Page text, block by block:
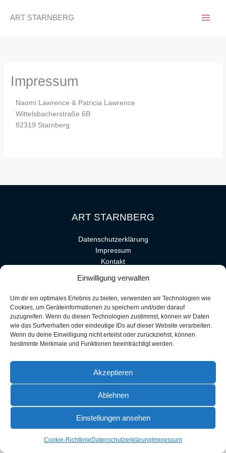
Einwilligung verwalten
Um dir ein optimales Erlebnis zu bieten, verwenden wir Technologien wie
Cookies, um Geräteinformationen zu speichern und/oder darauf
zuzugreifen. Wenn du diesen Technologien zustimmst, können wir Daten
wie das Surfverhalten oder eindeutige IDs auf dieser Website verarbeiten.
Wenn du deine Einwilligung nicht erteilst oder zurückziehst, können
bestimmte Merkmale und Funktionen beeinträchtigt werden.
Akzeptieren
Ablehnen
Einstellungen ansehen
Cookie-Richtlinie Datenschutzerklärung Impressum
InhaltART STARNBERG
Impressum
Naomi Lawrence & Patricia Lawrence
Wittelsbacherstraße 6B
82319 Starnberg
ART STARNBERG
Datenschutzerklärung
Impressum
Kontakt
Copyright © 2026 The Art of Starnberg
Lawrence & Lawrence